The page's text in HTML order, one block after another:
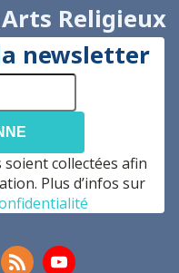
Religieux
newsletter
soient collectées afin
Plus d’infos sur